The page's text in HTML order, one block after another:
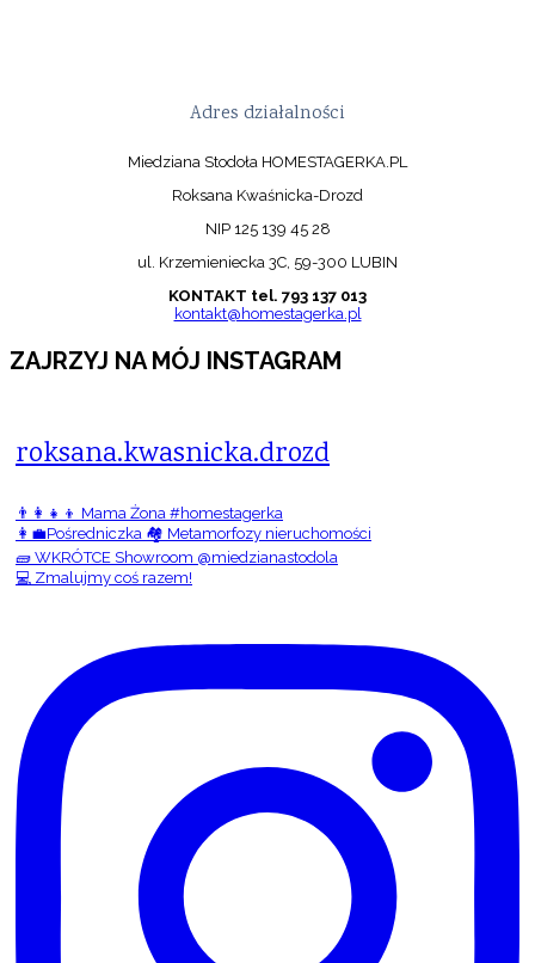
Adres działalności
Miedziana Stodoła HOMESTAGERKA.PL
Roksana Kwaśnicka-Drozd
NIP 125 139 45 28
ul. Krzemieniecka 3C, 59-300 LUBIN
KONTAKT tel. 793 137 013
kontakt@homestagerka.pl
ZAJRZYJ NA MÓJ INSTAGRAM
roksana.kwasnicka.drozd
👨‍👩‍👧‍👦 Mama Żona #homestagerka
👩‍💼Pośredniczka 🏘️ Metamorfozy nieruchomości
🧱 WKRÓTCE Showroom @miedzianastodola
💻 Zmalujmy coś razem!